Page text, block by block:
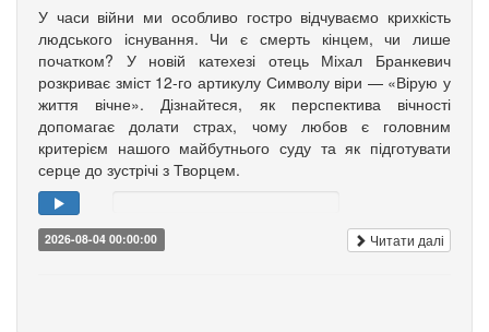
У часи війни ми особливо гостро відчуваємо крихкість
людського існування. Чи є смерть кінцем, чи лише
початком? У новій катехезі отець Міхал Бранкевич
розкриває зміст 12-го артикулу Символу віри — «Вірую у
життя вічне». Дізнайтеся, як перспектива вічності
допомагає долати страх, чому любов є головним
критерієм нашого майбутнього суду та як підготувати
серце до зустрічі з Творцем.
2026-08-04 00:00:00 Читати далі